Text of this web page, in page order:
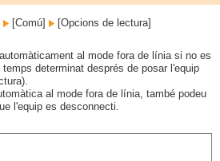
[Comú] [Opcions de lectura]
al mode fora de línia si no es
determinat després de posar l'equip
al mode fora de línia, també podeu
l'equip es desconnecti.